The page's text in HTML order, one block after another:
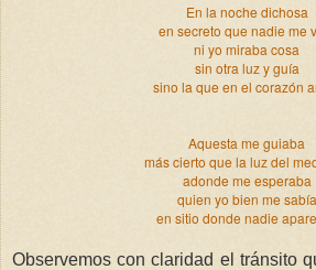
En la noche dichosa
en secreto que nadie me
ni yo miraba cosa
sin otra luz y guía
sino la que en el corazón
Aquesta me guiaba
más cierto que la luz del
adonde me esperaba
quien yo bien me sabía
en sitio donde nadie
Observemos con claridad el tránsito